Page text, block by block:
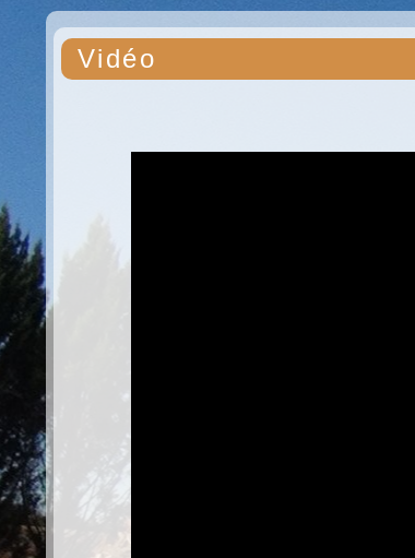
Vidéo